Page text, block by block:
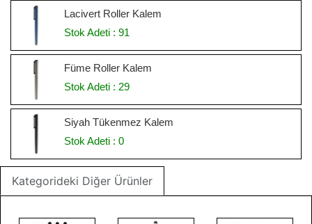
Lacivert Roller Kalem
Stok Adeti : 91
Füme Roller Kalem
Stok Adeti : 29
Siyah Tükenmez Kalem
Stok Adeti : 0
Kategorideki Diğer Ürünler